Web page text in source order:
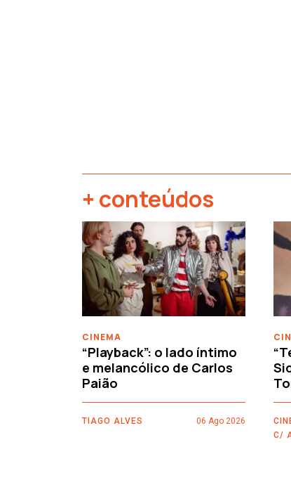
+ conteúdos
CINEMA
“Playback”: o lado íntimo
e melancólico de Carlos
Paião
TIAGO ALVES 06 Ago 2026
C/
‹